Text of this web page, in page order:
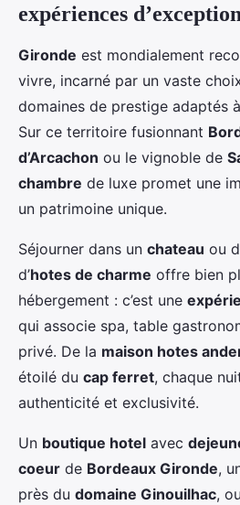
expériences d’exception
Gironde est mondialement
vivre, incarné par un vaste
domaines de prestige adaptés
Sur ce territoire fusionnant
d’Arcachon ou le vignoble de
chambre de luxe promet une
un patrimoine unique.
Séjourner dans un chateau ou
d’hotes de charme offre bien
hébergement : c’est une
qui associe spa, table
privé. De la maison hotes
étoilé du cap ferret, chaque
authenticité et exclusivité.
Un boutique hotel avec
coeur de Bordeaux Gironde,
près du domaine Ginouilhac,